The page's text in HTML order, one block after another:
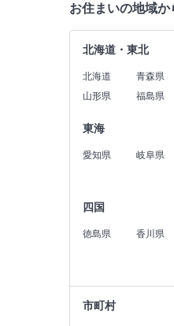
お住まいの地域か
北海道・東北
北海道 青森県
山形県
福島県
東海
愛知県 岐阜県
四国
徳島県 香川県
市町村